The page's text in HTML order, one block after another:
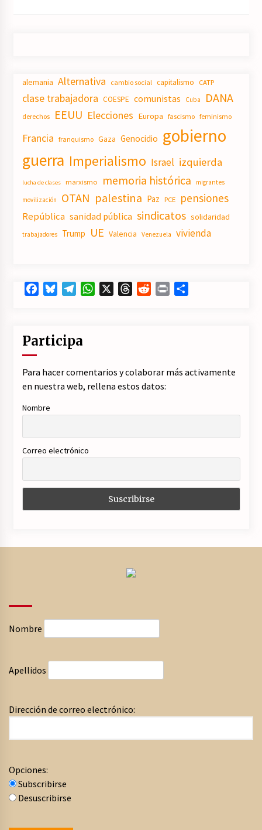
alemania Alternativa cambio social capitalismo CATP
clase trabajadora COESPE comunistas Cuba DANA
derechos EEUU Elecciones Europa fascismo feminismo
Francia franquismo Gaza Genocidio gobierno
guerra Imperialismo Israel izquierda
lucha de clases marxismo memoria histórica migrantes
movilización OTAN palestina Paz PCE pensiones
República sanidad pública sindicatos solidaridad
trabajadores Trump UE Valencia Venezuela vivienda
FacebookBlueskyTelegramWhatsApp ThreadsRedditPrint
Participa
Para hacer comentarios y colaborar más activamente
en nuestra web, rellena estos datos:
Nombre
Correo electrónico
Nombre
Apellidos
Dirección de correo electrónico:
Opciones:
Subscribirse
Desuscribirse